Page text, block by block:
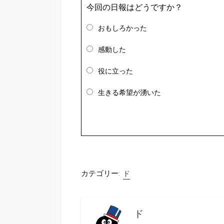
今回の日報はどうですか？
おもしろかった
感動した
役に立った
生きる希望が湧いた
カテゴリー: ド
ド